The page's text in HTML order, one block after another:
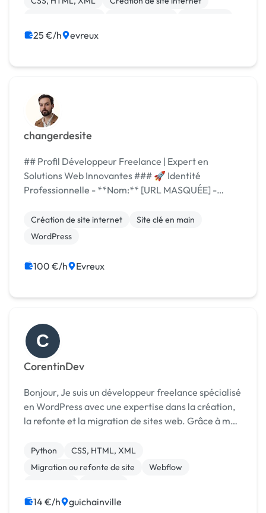
SEO / GEO
25 €/h evreux
changerdesite
## Profil Développeur Freelance | Expert en
Solutions Web Innovantes ### 🚀 Identité
Professionnelle - **Nom:** [URL MASQUÉE] -
**Spécialités:** Développement Web, Applications
Mobiles, Solutions...
Création de site internet
Site clé en main
WordPress
100 €/h Evreux
C
CorentinDev
Bonjour, Je suis un développeur freelance spécialisé
en WordPress avec une expertise dans la création,
la refonte et la migration de sites web. Grâce à mes
suis capable de concevoir des sites moder...
Python
CSS, HTML, XML
Migration ou refonte de site
Webflow
14 €/h guichainville